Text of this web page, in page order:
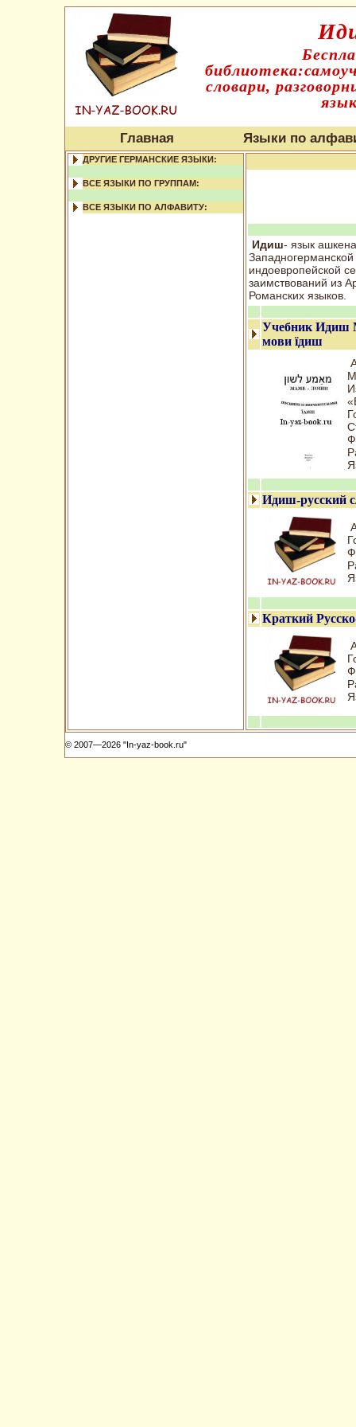
словари,
Главная Языки по
ДРУГИЕ ГЕРМАНСКИЕ ЯЗЫКИ:
ВСЕ ЯЗЫКИ ПО ГРУППАМ:
ВСЕ ЯЗЫКИ ПО АЛФАВИТУ:
Идиш- язык
индоевропейской
заимствований из
Романских языков.
Учебник Идиш
мови їдиш
Идиш-русский
Краткий
© 2007—2026 "In-yaz-book.ru"